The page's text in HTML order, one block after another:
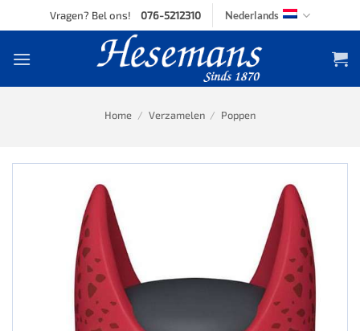
to
Vragen? Bel ons! 076-5212310 Nederlands
Home / Verzamelen / Poppen